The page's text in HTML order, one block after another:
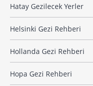
Hatay Gezilecek Yerler
Helsinki Gezi Rehberi
Hollanda Gezi Rehberi
Hopa Gezi Rehberi